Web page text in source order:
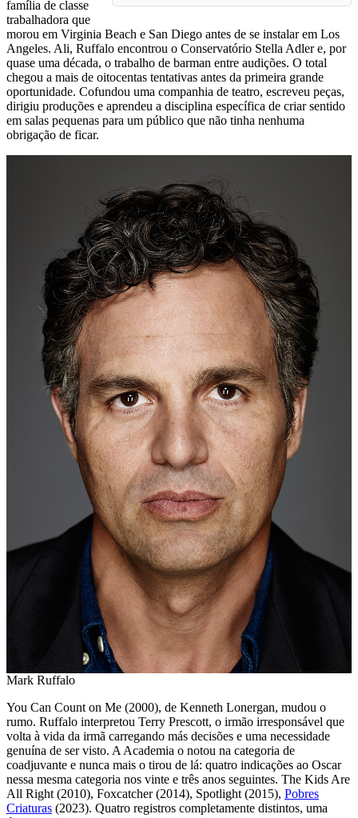
família de classe
trabalhadora que
morou em Virginia Beach e San Diego antes de se instalar em Los
Angeles. Ali, Ruffalo encontrou o Conservatório Stella Adler e, por
quase uma década, o trabalho de barman entre audições. O total
chegou a mais de oitocentas tentativas antes da primeira grande
oportunidade. Cofundou uma companhia de teatro, escreveu peças,
dirigiu produções e aprendeu a disciplina específica de criar sentido
em salas pequenas para um público que não tinha nenhuma
obrigação de ficar.
Mark Ruffalo
You Can Count on Me (2000), de Kenneth Lonergan, mudou o
rumo. Ruffalo interpretou Terry Prescott, o irmão irresponsável que
volta à vida da irmã carregando más decisões e uma necessidade
genuína de ser visto. A Academia o notou na categoria de
coadjuvante e nunca mais o tirou de lá: quatro indicações ao Oscar
nessa mesma categoria nos vinte e três anos seguintes. The Kids Are
All Right (2010), Foxcatcher (2014), Spotlight (2015), Pobres
Criaturas (2023). Quatro registros completamente distintos, uma